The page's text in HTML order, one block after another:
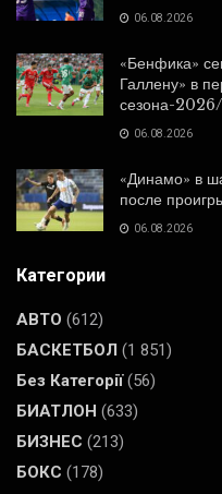
06.08.2026
«Бенфика»
Галлену» в
сезона-
06.08.2026
«Динамо» в
после
06.08.2026
Категории
АВТО (612)
БАСКЕТБОЛ (1 851)
Без Категорії(56)
БИАТЛОН (633)
БИЗНЕС (213)
БОКС (178)